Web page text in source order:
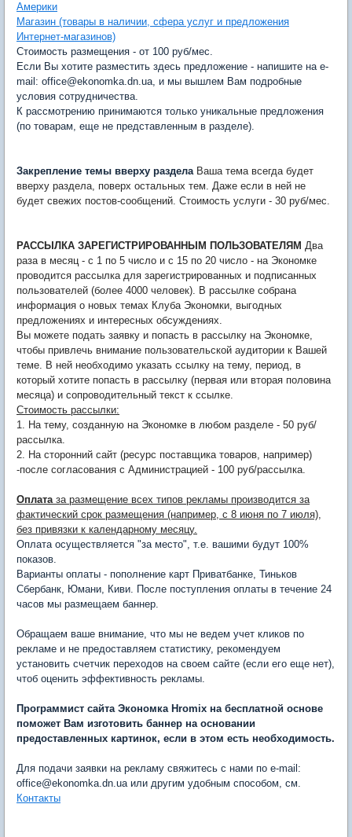
Америки
Магазин (товары в наличии, сфера услуг и предложения
Интернет-магазинов)
Стоимость размещения - от 100 руб/мес.
Если Вы хотите разместить здесь предложение - напишите на e-
mail: office@ekonomka.dn.ua, и мы вышлем Вам подробные
условия сотрудничества.
К рассмотрению принимаются только уникальные предложения
(по товарам, еще не представленным в разделе).
Закрепление темы вверху раздела Ваша тема всегда будет
вверху раздела, поверх остальных тем. Даже если в ней не
будет свежих постов-сообщений. Стоимость услуги - 30 руб/мес.
РАССЫЛКА ЗАРЕГИСТРИРОВАННЫМ ПОЛЬЗОВАТЕЛЯМ Два
раза в месяц - с 1 по 5 число и с 15 по 20 число - на Экономке
проводится рассылка для зарегистрированных и подписанных
пользователей (более 4000 человек). В рассылке собрана
информация о новых темах Клуба Экономки, выгодных
предложениях и интересных обсуждениях.
Вы можете подать заявку и попасть в рассылку на Экономке,
чтобы привлечь внимание пользовательской аудитории к Вашей
теме. В ней необходимо указать ссылку на тему, период, в
который хотите попасть в рассылку (первая или вторая половина
месяца) и сопроводительный текст к ссылке.
Стоимость рассылки:
1. На тему, созданную на Экономке в любом разделе - 50 руб/
рассылка.
2. На сторонний сайт (ресурс поставщика товаров, например)
-после согласования с Администрацией - 100 руб/рассылка.
Оплатаза размещение всех типов рекламы производится за
фактический срок размещения (например, с 8 июня по 7 июля),
без привязки к календарному месяцу.
Оплата осуществляется "за место", т.е. вашими будут 100%
показов.
Варианты оплаты - пополнение карт Приватбанке, Тиньков
Сбербанк, Юмани, Киви. После поступления оплаты в течение 24
часов мы размещаем баннер.
Обращаем ваше внимание, что мы не ведем учет кликов по
рекламе и не предоставляем статистику, рекомендуем
установить счетчик переходов на своем сайте (если его еще нет),
чтоб оценить эффективность рекламы.
Программист сайта Экономка Hromix на бесплатной основе
поможет Вам изготовить баннер на основании
предоставленных картинок, если в этом есть необходимость.
Для подачи заявки на рекламу свяжитесь с нами по e-mail:
office@ekonomka.dn.ua или другим удобным способом, см.
Контакты